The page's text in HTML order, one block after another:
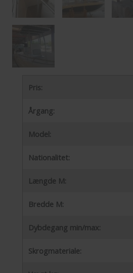
Pris:
Årgang:
Model:
Nationalitet:
Længde M:
Bredde M:
Dybdegang min/max:
Skrogmateriale: